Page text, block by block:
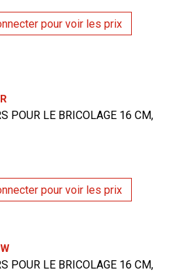
pour voir les prix
POUR LE BRICOLAGE 16 CM,
pour voir les prix
POUR LE BRICOLAGE 16 CM,